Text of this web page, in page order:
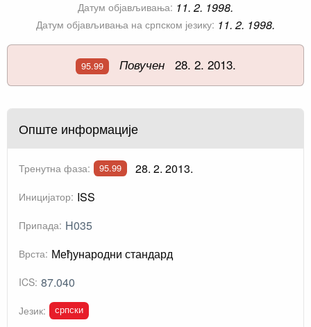
Датум објављивања: 11. 2. 1998.
Датум објављивања на српском језику: 11. 2. 1998.
95.99 Повучен28. 2. 2013.
Опште информације
Тренутна фаза: 95.99 28. 2. 2013.
Иницијатор: ISS
Припада: H035
Врста: Међународни стандард
ICS: 87.040
Језик: српски